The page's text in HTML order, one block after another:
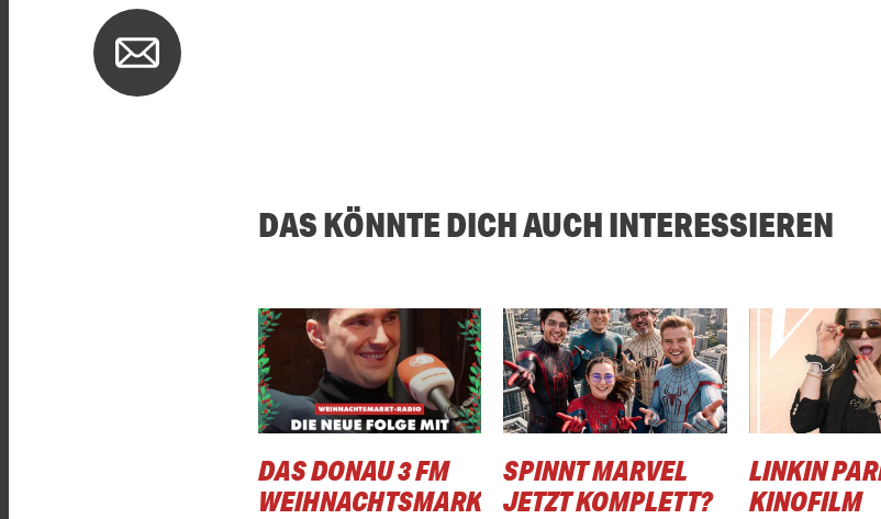
DAS KÖNNTE DICH AUCH INTERESSIEREN
DAS DONAU 3 FM
WEIHNACHTSMARKTRADIO
SPINNT MARVEL
JETZT KOMPLETT?
LINKIN
KINOFILM